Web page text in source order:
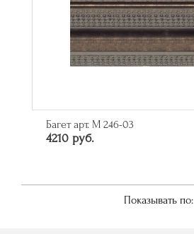
Багет арт. M 246-03
4210 руб.
Показывать по: